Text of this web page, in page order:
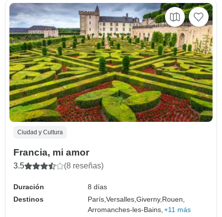
Ciudad y Cultura
Francia, mi amor
3.5 (8 reseñas)
Duración
8 días
Destinos
París,Versalles,Giverny, Rouen,
Arromanches-les-Bains, +11 más